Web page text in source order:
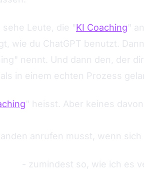
Leute, die "KI Coaching"
wie du ChatGPT benutzt.
nennt. Und dann den, der
in einem echten Prozess
" heisst. Aber keines
anrufen musst, wenn sich
- zumindest so, wie ich es